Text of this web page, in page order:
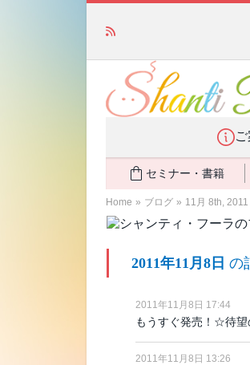
ご
セミナー・書籍
Home » ブログ » 11月 8th, 2011
2011年11月8日 の
2011年11月8日 17:44
もうすぐ発売！☆待
2011年11月8日 13:26